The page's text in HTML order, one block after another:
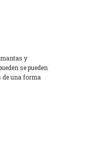
y
se pueden
de una forma